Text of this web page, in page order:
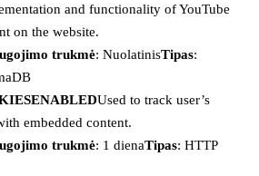
and functionality of YouTube
on the website.
trukmė: NuolatinisTipas:
Used to track user’s
embedded content.
trukmė: 1 dienaTipas: HTTP